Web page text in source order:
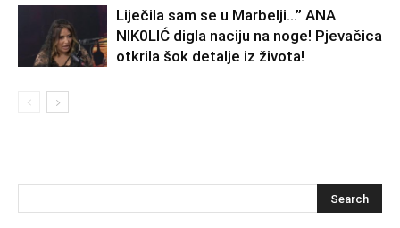
Liječila sam se u Marbelji…” ANA
NlK0LlĆ digla naciju na noge! Pjevačica
otkrila šok detalje iz života!